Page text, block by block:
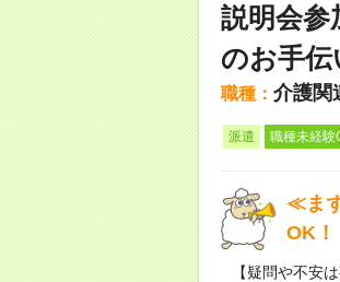
説明会参
のお手伝
職種： 介護関
派遣 職種未経験
≪ま
OK！
【疑問や不安